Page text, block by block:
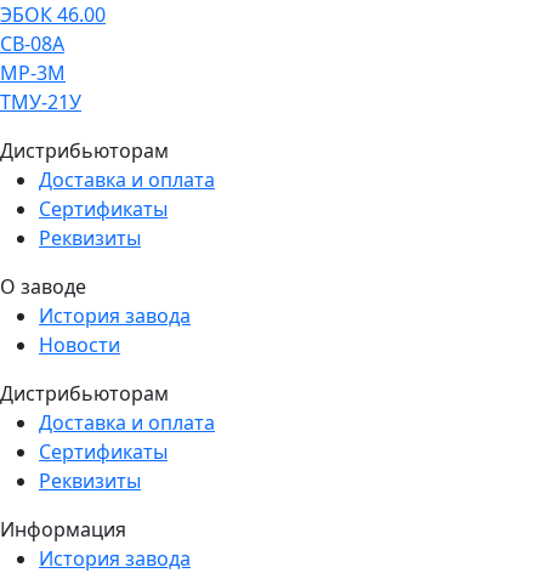
ЭБОК 46.00
СВ-08А
МР-3М
ТМУ-21У
Дистрибьюторам
Доставка и оплата
Сертификаты
Реквизиты
О заводе
История завода
Новости
Дистрибьюторам
Доставка и оплата
Сертификаты
Реквизиты
Информация
История завода